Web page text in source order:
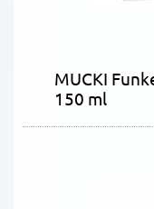
MUCKI
150 ml